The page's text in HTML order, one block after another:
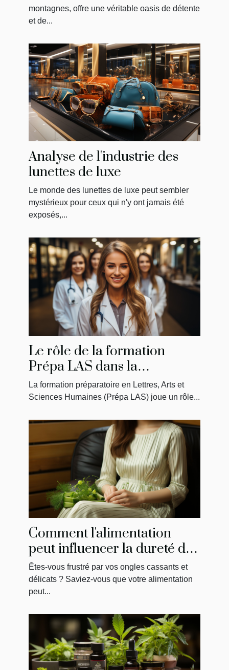
montagnes, offre une véritable oasis de détente
et de...
Analyse de l'industrie des
lunettes de luxe
Le monde des lunettes de luxe peut sembler
mystérieux pour ceux qui n'y ont jamais été
exposés,...
Le rôle de la formation
Prépa LAS dans la
préparation des étudiants en
médecine
La formation préparatoire en Lettres, Arts et
Sciences Humaines (Prépa LAS) joue un rôle...
Comment l'alimentation
peut influencer la dureté de
vos ongles
Êtes-vous frustré par vos ongles cassants et
délicats ? Saviez-vous que votre alimentation
peut...